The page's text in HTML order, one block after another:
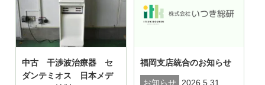
中古 干渉波治療器 セ
ダンテミオス 日本メデ
福岡支店統合のお知らせ
お知らせ 2026.5.31